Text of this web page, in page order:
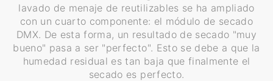
lavado de menaje de reutilizables se ha ampliado
con un cuarto componente: el módulo de secado
DMX. De esta forma, un resultado de secado "muy
bueno" pasa a ser "perfecto". Esto se debe a que la
humedad residual es tan baja que finalmente el
secado es perfecto.